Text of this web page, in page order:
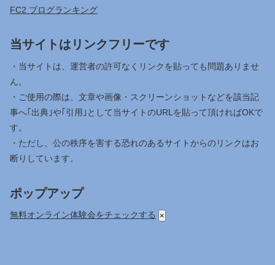
FC2 ブログランキング
当サイトはリンクフリーです
・当サイトは、運営者の許可なくリンクを貼っても問題ありませ
ん。
・ご使用の際は、文章や画像・スクリーンショットなどを該当記
事へ｢出典｣や｢引用｣として当サイトのURLを貼って頂ければOKで
す。
・ただし、公の秩序を害する恐れのあるサイトからのリンクはお
断りしています。
ポップアップ
無料オンライン体験会をチェックする ×